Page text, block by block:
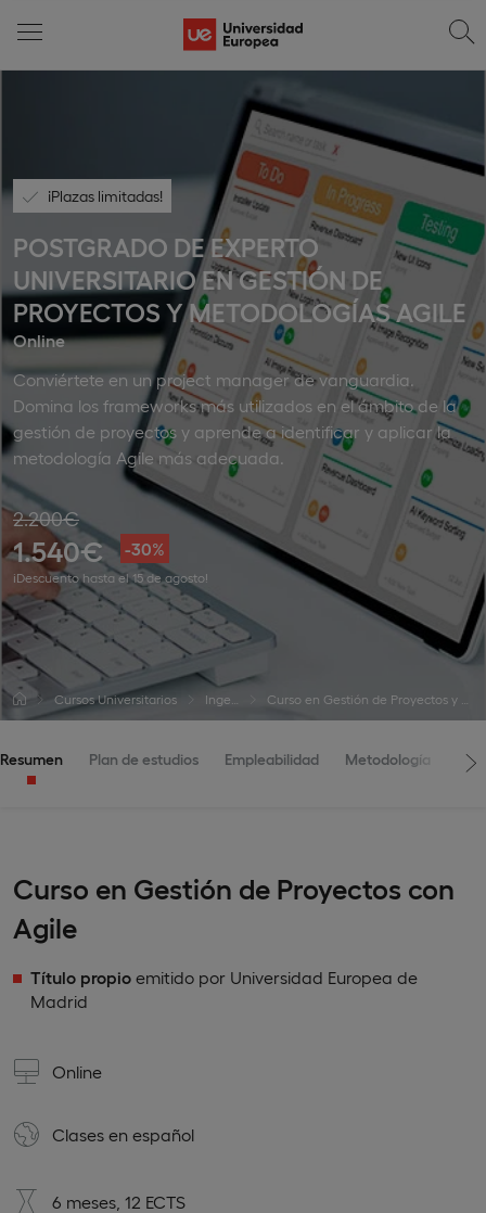
¡Plazas limitadas!
POSTGRADO DE EXPERTO
UNIVERSITARIO EN GESTIÓN DE
PROYECTOS Y METODOLOGÍAS AGILE
Online
Conviértete en un project manager de vanguardia.
Domina los frameworks más utilizados en el ámbito de la
gestión de proyectos y aprende a identificar y aplicar la
metodología Agile más adecuada.
2.200€
1.540€ -30%
¡Descuento hasta el 15 de agosto!
Cursos Universitarios Curso en Gestión de Proyectos y Metodologías Agile
Resumen Plan de estudios Empleabilidad Metodología
Curso en Gestión de Proyectos con
Agile
Título propio emitido por Universidad Europea de
Madrid
Online
Clases en español
6 meses, 12 ECTS